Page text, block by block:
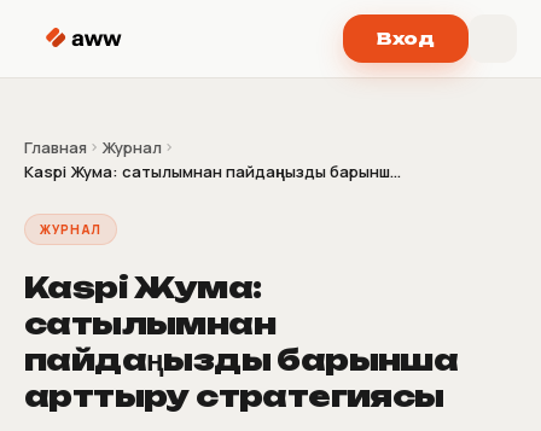
Вход
Главная
Журнал
Kaspi Жума: сатылымнан пайдаңызды барынш...
ЖУРНАЛ
Kaspi Жума:
сатылымнан
пайдаңызды барынша
арттыру стратегиясы